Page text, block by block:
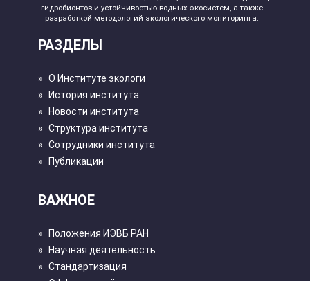
гидробионтов и устойчивостью водных экосистем, а также
разработкой методологий экологического мониторинга.
РАЗДЕЛЫ
» О Институте экологи
»
История института
»
Новости института
» Структура института
» Сотрудники института
»
Публикации
ВАЖНОЕ
»
Положения ИЭВБ РАН
»
Научная деятельность
» Стандартизация